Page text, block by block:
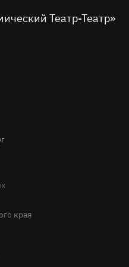
Tripadvisor
Театр-Театр»
края